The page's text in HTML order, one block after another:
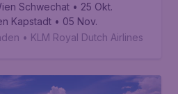
Schwechat • 25 Okt.
Kapstadt • 05 Nov.
• KLM Royal Dutch Airlines